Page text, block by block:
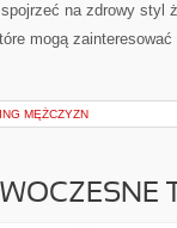
na zdrowy styl
mogą
MĘŻCZYZN